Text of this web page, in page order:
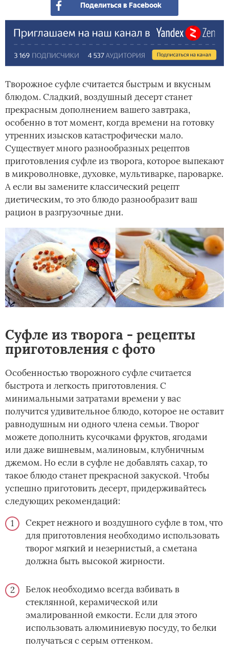
Поделиться в Facebook
Творожное суфле считается быстрым и вкусным
блюдом. Сладкий, воздушный десерт станет
прекрасным дополнением вашего завтрака,
особенно в тот момент, когда времени на готовку
утренних изысков катастрофически мало.
Существует много разнообразных рецептов
приготовления суфле из творога, которое выпекают
в микроволновке, духовке, мультиварке, пароварке.
А если вы замените классический рецепт
диетическим, то это блюдо разнообразит ваш
рацион в разгрузочные дни.
Суфле из творога - рецепты
приготовления с фото
Особенностью творожного суфле считается
быстрота и легкость приготовления. С
минимальными затратами времени у вас
получится удивительное блюдо, которое не оставит
равнодушным ни одного члена семьи. Творог
можете дополнить кусочками фруктов, ягодами
или даже вишневым, малиновым, клубничным
джемом. Но если в суфле не добавлять сахар, то
такое блюдо станет прекрасной закуской. Чтобы
успешно приготовить десерт, придерживайтесь
следующих рекомендаций:
Секрет нежного и воздушного суфле в том, что
для приготовления необходимо использовать
творог мягкий и незернистый, а сметана
должна быть высокой жирности.
Белок необходимо всегда взбивать в
стеклянной, керамической или
эмалированной емкости. Если для этого
использовать алюминиевую посуду, то белки
получаться с серым оттенком.